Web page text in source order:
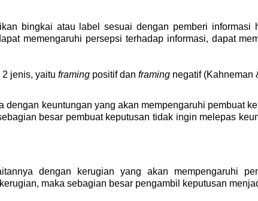
bingkai atau label sesuai dengan pemberi informasi
memengaruhi persepsi terhadap informasi, dapat
jenis, yaitu framing positif dan framing negatif (Kahneman
keuntungan yang akan mempengaruhi pembuat
besar pembuat keputusan tidak ingin melepas
dengan kerugian yang akan mempengaruhi
maka sebagian besar pengambil keputusan